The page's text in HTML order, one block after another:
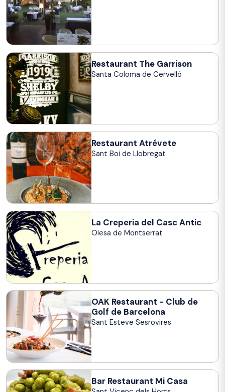
Restaurant The Garrison
Santa Coloma de Cervelló
Restaurant Atrévete
Sant Boi de Llobregat
La Creperia del Casc Antic
Olesa de Montserrat
OAK Restaurant - Club de
Golf de Barcelona
Sant Esteve Sesrovires
Bar Restaurant Mi Casa